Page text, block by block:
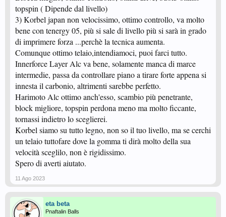
topspin ( Dipende dal livello)
3) Korbel japan non velocissimo, ottimo controllo, va molto
bene con tenergy 05, più si sale di livello più si sarà in grado
di imprimere forza ...perchè la tecnica aumenta.
Comunque ottimo telaio,intendiamoci, puoi farci tutto.
Innerforce Layer Alc va bene, solamente manca di marce
intermedie, passa da controllare piano a tirare forte appena si
innesta il carbonio, altrimenti sarebbe perfetto.
Harimoto Alc ottimo anch'esso, scambio più penetrante,
block migliore, topspin perdona meno ma molto ficcante,
tornassi indietro lo sceglierei.
Korbel siamo su tutto legno, non so il tuo livello, ma se cerchi
un telaio tuttofare dove la gomma ti dirà molto della sua
velocità sceglilo, non è rigidissimo.
Spero di averti aiutato.
11 Ago 2023
eta beta
Pnaftalin Balls